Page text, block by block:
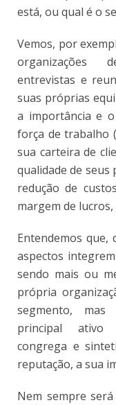
está, ou qual é o
Vemos, por
organizações
entrevistas e
suas próprias
a importância e
força de trabalho
sua carteira de
qualidade de seus
redução de
margem de
Entendemos que,
aspectos
sendo mais ou
própria
segmento,
principal ativo
congrega e
reputação, a sua
Nem sempre